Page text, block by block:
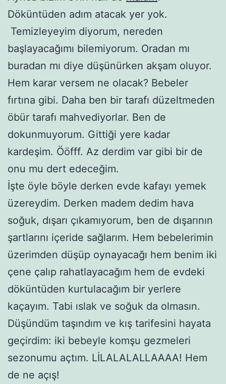
Döküntüden adım atacak yer yok.
Temizleyeyim diyorum, nereden
başlayacağımı bilemiyorum. Oradan mı
buradan mı diye düşünürken akşam oluyor.
Hem karar versem ne olacak? Bebeler
fırtına gibi. Daha ben bir tarafı düzeltmeden
öbür tarafı mahvediyorlar. Ben de
dokunmuyorum. Gittiği yere kadar
kardeşim. Ööfff. Az derdim var gibi bir de
onu mu dert edeceğim.
İşte öyle böyle derken evde kafayı yemek
üzereydim. Derken madem dedim hava
soğuk, dışarı çıkamıyorum, ben de dışarının
şartlarını içeride sağlarım. Hem bebelerimin
üzerimden düşüp oynayacağı hem benim iki
çene çalıp rahatlayacağım hem de evdeki
döküntüden kurtulacağım bir yerlere
kaçayım. Tabi ıslak ve soğuk da olmasın.
Düşündüm taşındım ve kış tarifesini hayata
geçirdim: iki bebeyle komşu gezmeleri
sezonumu açtım. LİLALALALLAAAA! Hem
de ne açış!